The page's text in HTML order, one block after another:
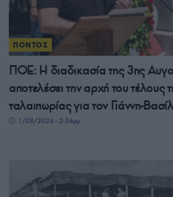
ΠΟΝΤΟΣ
ΠΟΕ: Η διαδικασία της 3ης
αποτελέσει την αρχή του τέλους
ταλαιπωρίας για τον Γιάννη-
1/08/2026 - 2:36μμ